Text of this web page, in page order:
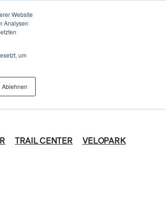
Website
Analysen
um
Ablehnen
Talk to us
TRAIL CENTER
VELOPARK